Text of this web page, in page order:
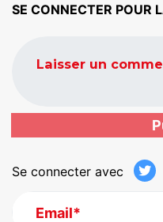
SE CONNECTER POUR
Laisser un
Se connecter avec
Email*